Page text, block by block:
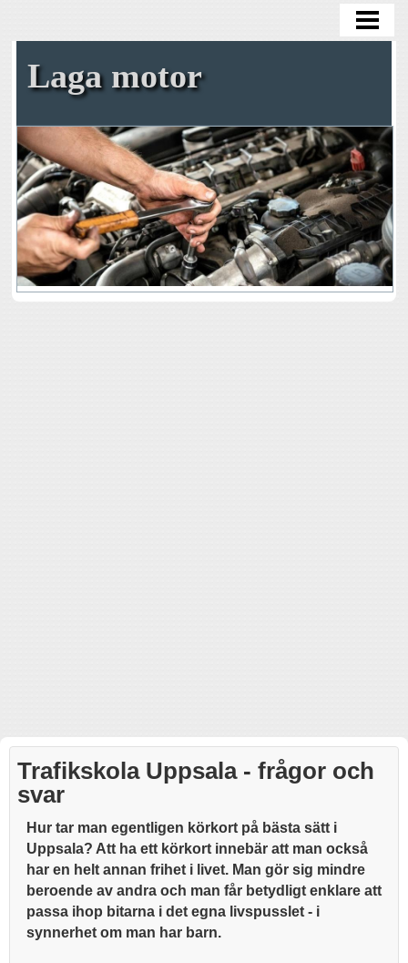
BYTA OLJEFILTER
BYTA KAMREM SJÄLV
TA BORT ROST
BENSIN I DIESELBIL
BLOGG
Laga motor
Trafikskola Uppsala - frågor och
svar
Hur tar man egentligen körkort på bästa sätt i
Uppsala? Att ha ett körkort innebär att man också
har en helt annan frihet i livet. Man gör sig mindre
beroende av andra och man får betydligt enklare att
passa ihop bitarna i det egna livspusslet - i
synnerhet om man har barn.